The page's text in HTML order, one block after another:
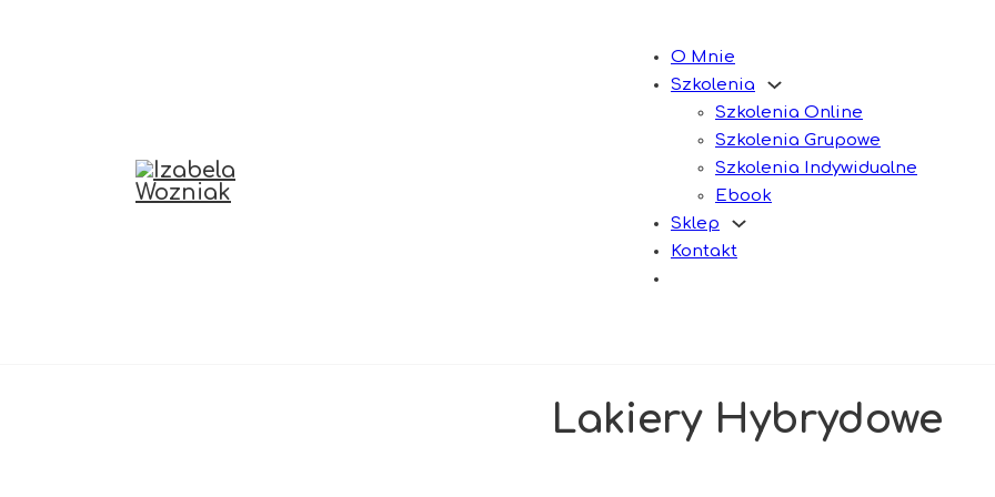
O Mnie
Szkolenia
Szkolenia Online
Szkolenia Grupowe
Szkolenia Indywidualne
Ebook
Sklep
Kontakt
Lakiery Hybrydowe